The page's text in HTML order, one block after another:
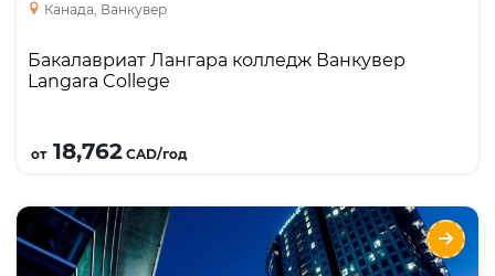
Канада, Ванкувер
Бакалавриат Лангара колледж Ванкувер
Langara College
от18,762 CAD/год
University of Victoria, Queen’s University.
Подготовка к поступлению и программы
бакалавриата в Simon Fraser University в